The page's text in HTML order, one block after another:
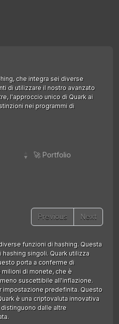
che integra sei diverse
di utilizzare il nostro avanzato
l'approccio unico di Quark ai
nei programmi di
🚀 Portfolio
Previous
Next
funzioni di hashing. Questa
singoli. Quark utilizza
porta a conferme di
di monete, che è
suscettibile all'inflazione.
impostazione predefinita. Questo
è una criptovaluta innovativa
dalle altre